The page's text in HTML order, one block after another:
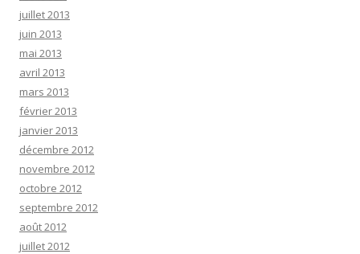
juillet 2013
juin 2013
mai 2013
avril 2013
mars 2013
février 2013
janvier 2013
décembre 2012
novembre 2012
octobre 2012
septembre 2012
août 2012
juillet 2012